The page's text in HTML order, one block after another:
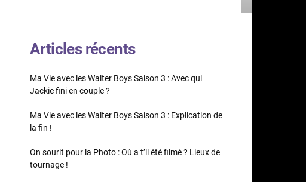
Articles récents
Ma Vie avec les Walter Boys Saison 3 : Avec qui
Jackie fini en couple ?
Ma Vie avec les Walter Boys Saison 3 : Explication de
la fin !
On sourit pour la Photo : Où a t’il été filmé ? Lieux de
tournage !